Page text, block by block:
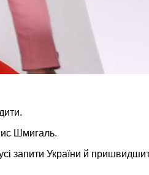
Шмигаль.
запити України й